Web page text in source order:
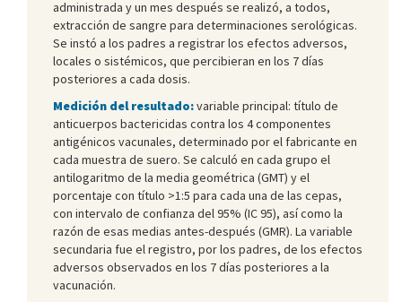
administrada y un mes después se realizó, a todos,
extracción de sangre para determinaciones serológicas.
Se instó a los padres a registrar los efectos adversos,
locales o sistémicos, que percibieran en los 7 días
posteriores a cada dosis.
Medición del resultado:variable principal: título de
anticuerpos bactericidas contra los 4 componentes
antigénicos vacunales, determinado por el fabricante en
cada muestra de suero. Se calculó en cada grupo el
antilogaritmo de la media geométrica (GMT) y el
porcentaje con título >1:5 para cada una de las cepas,
con intervalo de confianza del 95% (IC 95), así como la
razón de esas medias antes-después (GMR). La variable
secundaria fue el registro, por los padres, de los efectos
adversos observados en los 7 días posteriores a la
vacunación.